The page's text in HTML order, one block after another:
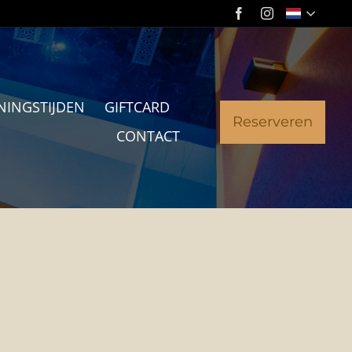
GIFTCARD
CONTACT
Reserveren